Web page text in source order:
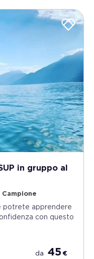
in gruppo al
potrete apprendere
con questo
da 45 €